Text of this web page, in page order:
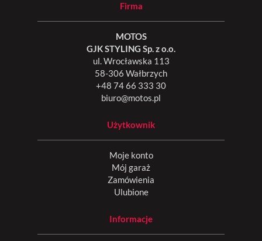
Firma
MOTOS
GJK STYLING Sp. z o.o.
ul. Wrocławska 113
58-306 Wałbrzych
+48 74 66 333 30
biuro@motos.pl
Użytkownik
Moje konto
Mój garaż
Zamówienia
Ulubione
Informacje